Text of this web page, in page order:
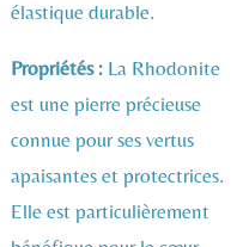
élastique durable.
Propriétés : La Rhodonite
est une pierre précieuse
connue pour ses vertus
apaisantes et protectrices.
Elle est particulièrement